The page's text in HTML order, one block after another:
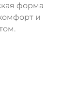
форма
и